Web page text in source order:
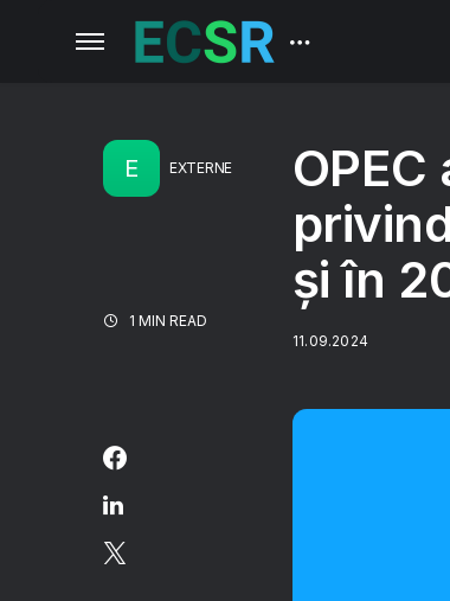
E EXTERNE
1 MIN READ
şi în
11.09.2024